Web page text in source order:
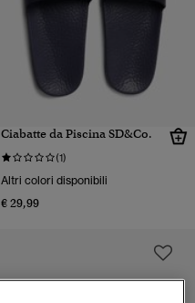
Ciabatte da Piscina SD&Co.
(1)
Altri colori disponibili
€ 29,99